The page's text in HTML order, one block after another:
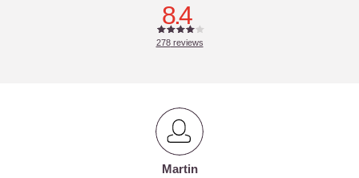
8.4
278reviews
Martin